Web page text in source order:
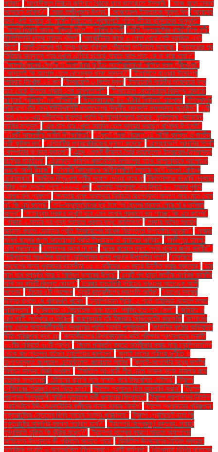
পরিষদ" "আগামীকাল নির্বাচন কমিশনে বৈঠকে যাবে জামায়াতে ইসলামী" "আজ রাতে ঢাকায়
আসছেন সাকিব?" "আজ লক্ষ্মীপূজার উৎসব" "আজহারুল ইসলামকে মুক্তি দিন "আমাদের
কথা কেউ ভাবছে না: মার্কিন নির্বাচনের প্রেক্ষাপটে পশ্চিম তীরের বাসিন্দাদের অনুভূতি"
"আমার হিজাব আমার শক্তির উৎস" : মার্কিন ছাত্রী "আমি যুক্তরাষ্ট্রের রাজনৈতিক বন্দী:
ফিলিস্তিনি ছাত্র মাহমুদ খলিল" "আর্জেন্টিনার কাছে ৬ গোল খেয়ে সেই ব্রাজিল এখন
শীর্ষে" "আলী-চমকের পর হৃদয়-ঝড়ে বরিশাল পৌঁছালো ফাইনালে আবারো" "আলেপ্পোর পর
সিরিয়ার অন্যান্য শহর দখলে এগিয়ে চলেছে হায়াত আল-শাম: কে বা কারা তারা?"
"আসলাঙ্কারের সেঞ্চুরি ও তিকশানার ঘূর্ণিতে অস্ট্রেলিয়াকে বিস্মিত করল শ্রীলঙ্কা"
"আসলেই কি আপেল খেলে রোগমুক্ত থাকা সম্ভব?" "ইতালিতে যাওয়ার উদ্দেশ্যে
লিবিয়ায় নিখোঁজ ২৪ জন "ইসরায়েলি ৩ জিম্মি মুক্ত "ইসরায়েলি বাহিনীর অভিযানে বন্ধ
হয়ে গেছে উত্তর গাজার শেষ হাসপাতালটি" "ইসরায়েলে নেতানিয়াহুর বিরুদ্ধে হাজারো
মানুষের প্রতিবাদ: দ্য গার্ডিয়ান" "উড়োজাহাজে ৪০ ঘণ্টার নির্যাতন: হাতকড়া "উৎসবমুখর
পরিবেশে নটর ডেম ইউনিভার্সিটি বাংলাদেশের দ্বিতীয় সমাবর্তন সফলভাবে অনুষ্ঠিত" "এই
দেশ ১৯৭১-এর শহীদদের রক্তের প্রতি বিশ্বাসঘাতকতা করেছে: কুমিল্লায় জোনায়েদ
সাকির মন্তব্য" "এক মাস ধরে খোলা সয়াবিন তেল ব্যবহার করছেন বাণিজ্য উপদেষ্টা"
"একটি আমলকীর অসীম উপকারিতা!" "একুশে পদক পাচ্ছেন ১৪ বিশিষ্ট ব্যক্তি ও জাতীয়
নারী ফুটবল দল" "এশিয়াটিক ল্যাবরেটরিজের মুনাফা কমেছে" "এসঅ্যান্ডপি আদানির তিনটি
কোম্পানির ঋণমান কমালো" "এহুদ ওলমার্ট কীভাবে তৈরি করেছিলেন ইসরায়েল-ফিলিস্তিন
রাষ্ট্রের মানচিত্র" "ঐকমত্য কমিশন রাজনৈতিক দলগুলোর সাথে আলাদাভাবে আলোচনা
করবে: আলী রীয়াজ" "ওসমানী বিমানবন্দরে অগ্নিনির্বাপণ মহড়ায় অংশ নিলেন বেবিচক
চেয়ারম্যান" "কাউকে বিশৃঙ্খলা সৃষ্টির সুযোগ দেওয়া যাবে না "কিশোরগঞ্জে ভাঙারি দোকানে
মর্টার শেল দেখতে পেয়ে ৯৯৯-এ কল "কেনেডি হত্যাকাণ্ডের বিষয়ে ৮০ হাজার পৃষ্ঠার
গোপন নথি প্রকাশ" "ক্ষমতায় থাকা অবস্থায় নির্বাচনে অংশগ্রহণ জনগণ আর মেনে নেবে
না: জি এম কাদের" "গণ–অভ্যুত্থানের ছয় মাস পর ছেলের মরদেহ পেয়ে মা'র অবিরত
কান্না" "গণমাধ্যম সরকার অখুশি হবে এমন সংবাদ প্রকাশে ভয় পাচ্ছে: জি এম কাদের"
"গাজায় ২ মার্চের পর খাদ্য সহায়তা প্রবাহ বন্ধ: জাতিসংঘ" "গাজায় অবৈধ আদেশ
অমান্য করতে সেনাদের প্রতি ইসরায়েলের সাবেক নিরাপত্তা উপদেষ্টার আহ্বান"' "গাজার
সংঘর্ষ বন্ধের জন্য আলোচনার প্রতি ইসরায়েল ও হামাসের আগ্রহ" "গাজীপুরে হামলা:
ওসি প্রত্যাহার "গোসলের আগে না পরে "ঘরের বাতাসে দূষণ: সুস্থ থাকার জন্য করণীয়".
"চট্টগ্রামের আঞ্চলিক ভাষায় রোহিঙ্গাদের জন্য প্রধান উপদেষ্টার বার্তা" "চাকরিতে
প্রবেশের জন্য পুরুষদের বয়সসীমা ৩৫ ও নারীদের ৩৭ বছরে উন্নীত করার প্রস্তাব" "চার
মাস ধরে রপ্তানি আয় ৪ বিলিয়ন ডলারের উপরে" "চারটি পদ ছাড়া জাতীয় নাগরিক কমিটির
বাকি সব কমিটি বিলুপ্ত ঘোষণা" "চারবার বসতভিটা সরিয়েও ভাঙনের আতঙ্কে আলী
আহমদ" "চীনের ৫টি পদক্ষেপ "চুয়েট ছাত্রলীগের সভাপতি আটক" "চোখের স্বাস্থ্য
উন্নত রাখতে যে খাবারগুলি খাবেন" "চ্যাম্পিয়নস ট্রফি: ২ শর্তে হাইব্রিড মডেলে সম্মত
পাকিস্তান" "ছুরিকাঘাত ও বৈদ্যুতিক শকে হত্যা: সবজিখেতে লাশ ফেলা" "জমিয়ত ও
এবি পার্টি: সংস্কার ও নির্বাচন "জয়পুরহাটে হাট ইজারায় সিন্ডিকেটের কারসাজি "জাপানের
পক্ষ থেকে অন্তর্বর্তীকালীন সরকারের প্রতি সমর্থন পুনর্ব্যক্ত" "জার্মানির কঠোর অভিবাসন
নীতি পরিকল্পনা ব্যর্থ"m "জাহাঙ্গীরনগর বিশ্ববিদ্যালয় ভর্তি পরীক্ষার প্রশ্নপত্রে ত্রুটি:
৮০টির পরিবর্তে ৭৮টি প্রশ্ন" "জিনস পরিবর্তন করতে অস্বীকার করায় দাবা চ্যাম্পিয়নশিপ
থেকে বাদ পড়লেন বর্তমান চ্যাম্পিয়ন কার্লসেন" "জুলাই মাসের শহীদরা দুর্নীতি ও
দুঃশাসনমুক্ত বাংলাদেশ চেয়েছিলেন: জামায়াত আমির" "জুলাই-আগস্টের মধ্যে জাতীয়
নির্বাচন সম্ভব: মির্জা ফখরুল" "টাঙ্গাইলে আওয়ামী লীগ নেতা ফারুক হত্যা মামলার রায়ে
হতবাক সন্তানেরা "টেনিসের রানি’র সঙ্গে সাক্ষাৎ করে উচ্ছ্বসিত নেইমার" "ট্রাম্প
পেন্টাগনের নিয়ন্ত্রণ কেন নিতে চান?" "ট্রাম্প প্রশাসন ডিম আমদানি করবে" "ট্রাম্প
প্রশাসন বিশ্বব্যাপী মার্কিন দূতাবাসে কর্মী কমানোর সিদ্ধান্ত" "ট্রাম্প প্রশাসনের নির্দেশে
ওয়াশিংটনে ইউএসএআইডির কর্মীদের বাসায় থাকার নির্দেশ" "ট্রাম্প প্রশাসনের পরিকল্পনা:
যুক্তরাষ্ট্রের নেতৃত্বে বিশ্ব স্বাস্থ্য সংস্থা পরিচালনা" "ট্রাম্প প্রেসিডেন্ট হলে কি
যুক্তরাষ্ট্রে আদানির সমস্যা সমাধান হবে?" "ট্রাম্পের বিদ্বেষপূর্ণ বক্তব্য: গাজায়
যুদ্ধবিরতি চুক্তি কি ঝুঁকির মধ্যে?" "ট্রাম্পের শুল্কের কারণে ভারতে অ্যাপলের
আইফোন উৎপাদনে কী পরিবর্তন আসতে পারে" "ডিজিটাল উদ্ভাবনের নৈতিক ব্যবহার:
সামাজিক সংহতি ও অন্তর্ভুক্তি নিশ্চিতকরণে একটি কর্মশালা" "ডিপ্লোমা ডিগ্রি বাতিলের